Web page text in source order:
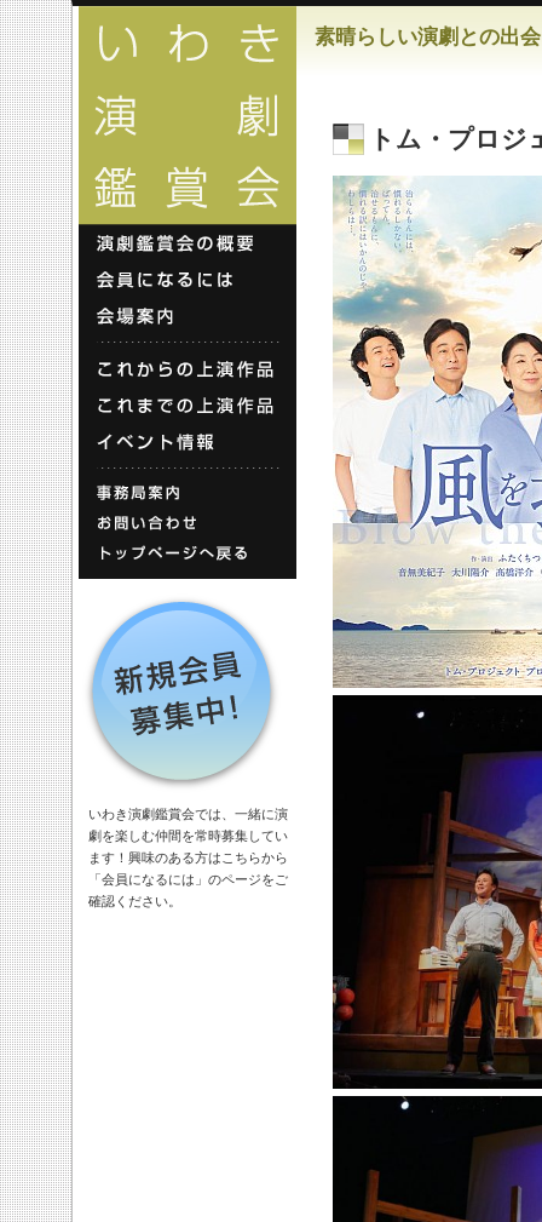
いわき演劇鑑賞会では、一緒に演
劇を楽しむ仲間を常時募集してい
ます！興味のある方はこちらから
「会員になるには」のページをご
確認ください。
素晴らしい演劇との出
トム・プロ